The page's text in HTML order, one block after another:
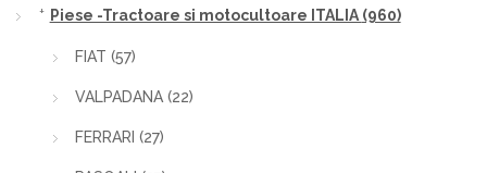
Piese -Tractoare si motocultoare ITALIA (960)
FIAT (57)
VALPADANA(22)
FERRARI (27)